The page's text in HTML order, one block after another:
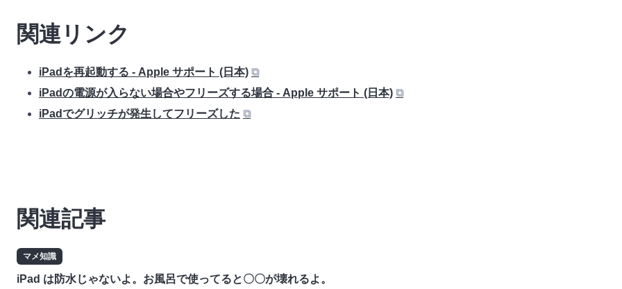
関連リンク
iPadを再起動する - Apple サポート (日本) ⧉
iPadの電源が入らない場合やフリーズする場合 - Apple サポート (日本) ⧉
iPadでグリッチが発生してフリーズした ⧉
関連記事
マメ知識
iPad は防水じゃないよ。お風呂で使ってると〇〇が壊れるよ。